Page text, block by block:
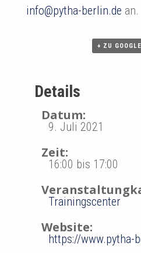
g
info@pytha-berlin.de an.
+ ZU
Details
Datum:
9. Juli 2021
Zeit:
16:00 bis 17:00
Trainingscenter
Website:
https://www.pytha-